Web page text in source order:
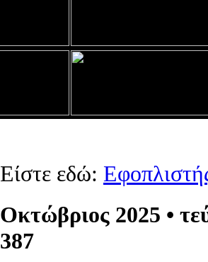
Είστε εδώ:
Οκτώβριος 2025 •
387